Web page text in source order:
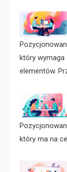
który wymaga
elementów.
który ma na